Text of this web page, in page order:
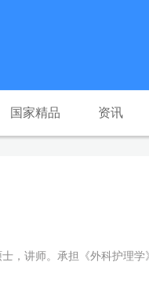
国家精品 资讯
，讲师。承担《外科护理